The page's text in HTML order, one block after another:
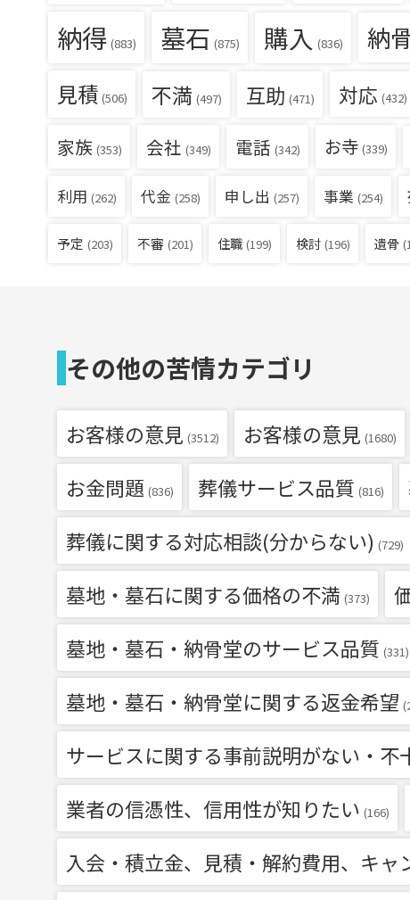
納得 (883) 墓石 (875) 購入 (836) 納
見積 (506) 不満 (497) 互助 (471) 対応 (432)
家族 (353) 会社 (349) 電話 (342) お寺 (339)
利用 (262) 代金 (258) 申し出 (257) 事業 (254)
予定 (203) 不審 (201) 住職 (199) 検討 (196) 遺骨
その他の苦情カテゴリ
お客様の意見 (3512) お客様の意見 (1680)
お金問題 (836) 葬儀サービス品質 (816)
葬儀に関する対応相談(分からない) (729)
墓地・墓石に関する価格の不満 (373)
墓地・墓石・納骨堂のサービス品質 (331)
墓地・墓石・納骨堂に関する返金希望
サービスに関する事前説明がない・不
業者の信憑性、信用性が知りたい (166)
入会・積立金、見積・解約費用、キャ